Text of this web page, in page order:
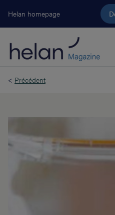
Aller au
Helan homepage
< Précédent